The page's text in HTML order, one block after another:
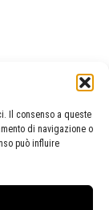
Il consenso a queste
di navigazione o
può influire
Galleria)